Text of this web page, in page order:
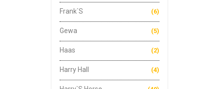
Frank`s (6)
Gewa (5)
Haas (2)
Harry Hall (4)